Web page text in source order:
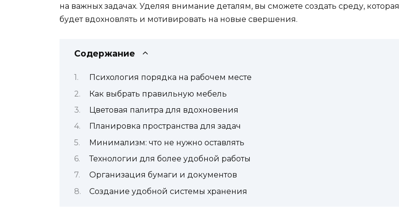
на важных задачах. Уделяя внимание деталям, вы сможете создать среду, которая
будет вдохновлять и мотивировать на новые свершения.
Содержание
Психология порядка на рабочем месте
Как выбрать правильную мебель
Цветовая палитра для вдохновения
Планировка пространства для задач
Минимализм: что не нужно оставлять
Технологии для более удобной работы
Организация бумаги и документов
Создание удобной системы хранения